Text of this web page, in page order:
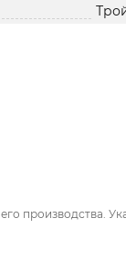
производства.